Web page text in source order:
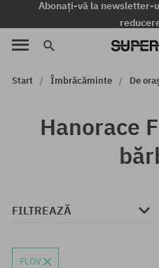
Abonați-vă la newsletter-
Start Îmbrăcăminte De
Hanorace
FILTREAZĂ
FLOV